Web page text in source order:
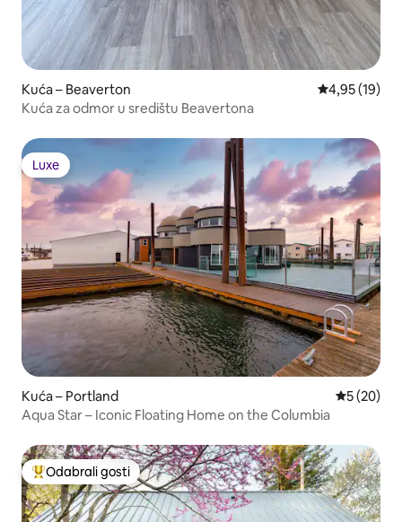
Kuća – Beaverton Prosječna
4,95 (19)
Kuća za odmor u središtu Beavertona
Luxe
Luxe
Kuća – Portland Prosječna
5 (20)
Aqua Star – Iconic Floating Home on the Columbia
Među najviše rangiranima s oznakom „Odabrali gosti”
Odabrali gosti